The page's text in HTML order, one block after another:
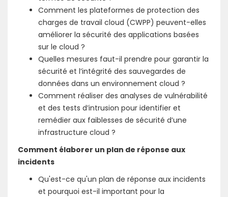
Comment les plateformes de protection des
charges de travail cloud (CWPP) peuvent-elles
améliorer la sécurité des applications basées
sur le cloud ?
Quelles mesures faut-il prendre pour garantir la
sécurité et l’intégrité des sauvegardes de
données dans un environnement cloud ?
Comment réaliser des analyses de vulnérabilité
et des tests d’intrusion pour identifier et
remédier aux faiblesses de sécurité d’une
infrastructure cloud ?
Comment élaborer un plan de réponse aux
incidents
Qu'est-ce qu'un plan de réponse aux incidents
et pourquoi est-il important pour la